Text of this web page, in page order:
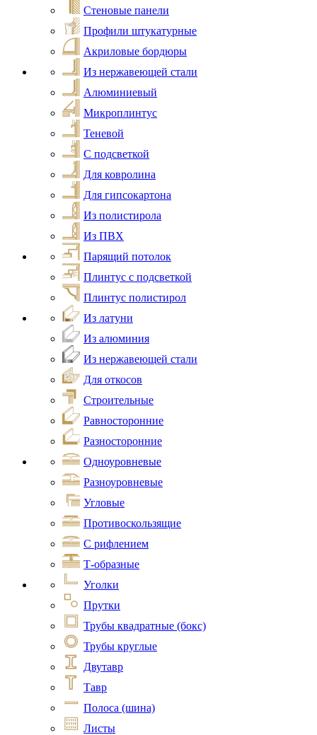
Стеновые панели
Профили штукатурные
Акриловые бордюры
Из нержавеющей стали
Алюминиевый
Микроплинтус
Теневой
С подсветкой
Для ковролина
Для гипсокартона
Из полистирола
Из ПВХ
Парящий потолок
Плинтус с подсветкой
Плинтус полистирол
Из латуни
Из алюминия
Из нержавеющей стали
Для откосов
Строительные
Равносторонние
Разносторонние
Одноуровневые
Разноуровневые
Угловые
Противоскользящие
С рифлением
Т-образные
Уголки
Прутки
Трубы квадратные (бокс)
Трубы круглые
Двутавр
Тавр
Полоса (шина)
Листы